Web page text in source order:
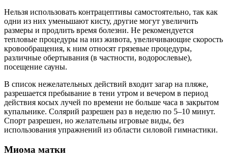
Нельзя использовать контрацептивы самостоятельно, так как
одни из них уменьшают кисту, другие могут увеличить
размеры и продлить время болезни. Не рекомендуется
тепловые процедуры на низ живота, увеличивающие скорость
кровообращения, к ним относят грязевые процедуры,
различные обертывания (в частности, водорослевые),
посещение сауны.
В список нежелательных действий входит загар на пляже,
разрешается пребывание в тени утром и вечером в период
действия косых лучей по времени не больше часа в закрытом
купальнике. Солярий разрешен раз в неделю по 5–10 минут.
Спорт разрешен, но желательны игровые виды, без
использования упражнений из области силовой гимнастики.
Миома матки